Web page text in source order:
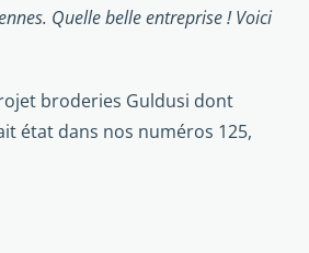
Quelle belle entreprise ! Voici
broderies Guldusi dont
état dans nos numéros 125,